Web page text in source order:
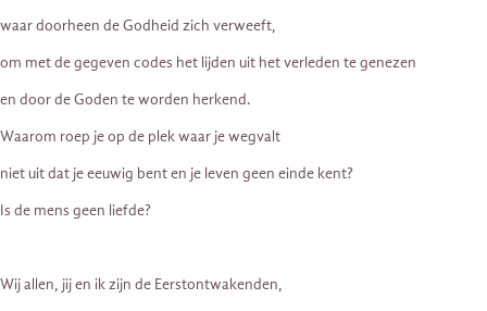
waar doorheen de Godheid zich verweeft,
om met de gegeven codes het lijden uit het verleden te genezen
en door de Goden te worden herkend.
Waarom roep je op de plek waar je wegvalt
niet uit dat je eeuwig bent en je leven geen einde kent?
Is de mens geen liefde?
Wij allen, jij en ik zijn de Eerstontwakenden,